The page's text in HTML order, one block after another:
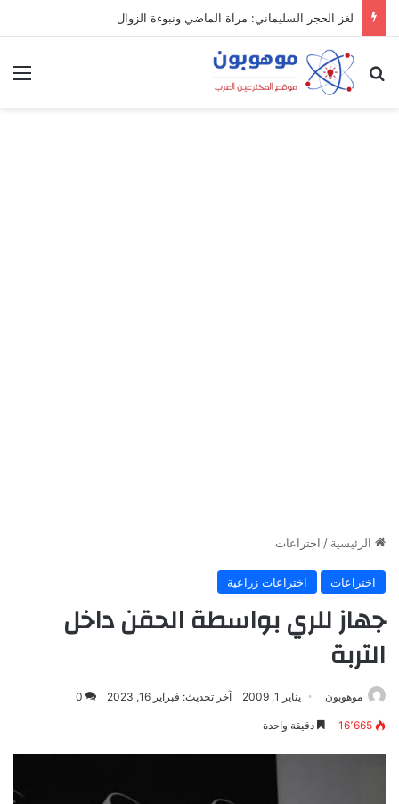
لغز الحجر السليماني: مرآة الماضي ونبوءة الزوال
بحث عن
الرئيسية / اختراعات
اختراعات اختراعات زراعية
جهاز للري بواسطة الحقن داخل
التربة
موهوبون يناير 1, 2009 آخر تحديث: فبراير 16, 2023 0
16٬665 دقيقة واحدة